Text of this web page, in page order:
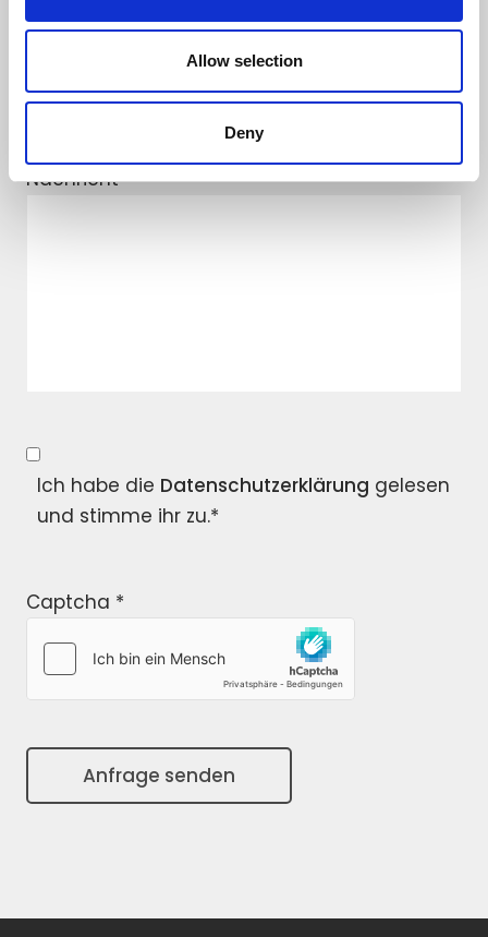
Allow selection
Deny
Nachricht
Ich habe die Datenschutzerklärung gelesen
und stimme ihr zu.*
Captcha *